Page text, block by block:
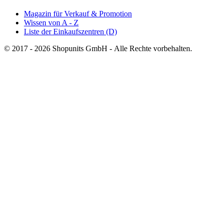
Magazin für Verkauf & Promotion
Wissen von A - Z
Liste der Einkaufszentren (D)
© 2017 - 2026 Shopunits GmbH - Alle Rechte vorbehalten.